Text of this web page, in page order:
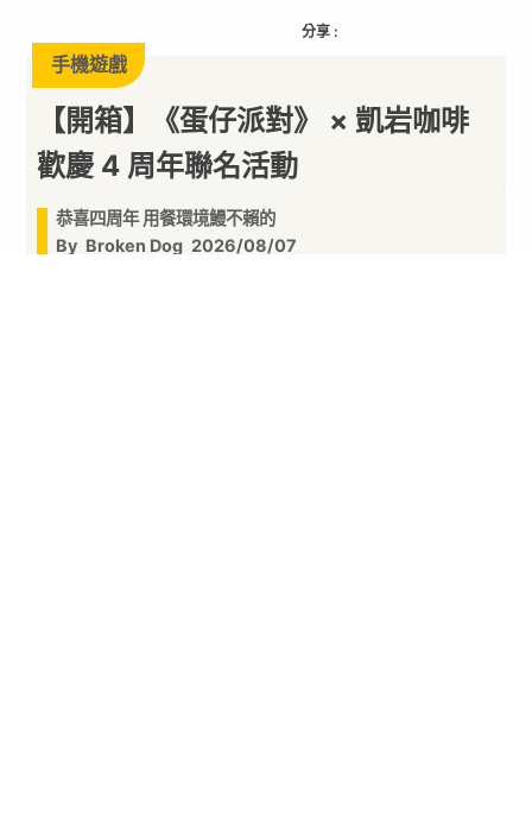
分享 :
手機遊戲
【開箱】《蛋仔派對》 × 凱岩咖啡
歡慶 4 周年聯名活動
恭喜四周年 用餐環境鰻不賴的
By Broken Dog 2026/08/07